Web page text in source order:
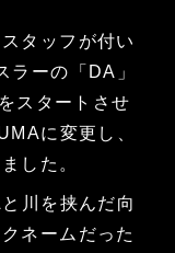
タッフが付い
ラーの「DA」
スタートさせ
に変更し、
した。
川を挟んだ向
ネームだった